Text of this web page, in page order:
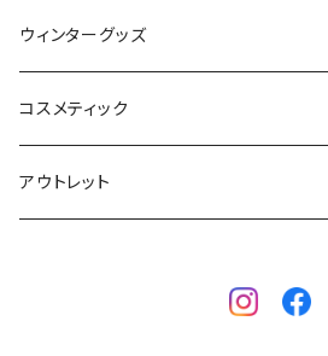
サーフボード
SUP
BBS / EAU WETSUITS
GO NATURE
MAHALO
ウィンターグッズ
ブーツ
グローブ
コスメティック
アウトレット